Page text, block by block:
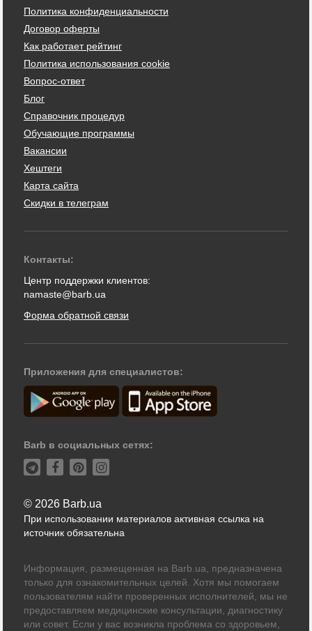
Политика конфиденциальности
Договор оферты
Как работает рейтинг
Политика использования cookie
Вопрос-ответ
Блог
Справочник процедур
Обучающие программы
Вакансии
Хештеги
Карта сайта
Скидки в телеграм
Контакты:
Центр поддержки клиентов:
namaste@barb.ua
Форма обратной связи
Приложения для специалистов:
Barb в социальных сетях:
© 2026 Barb.ua
При использовании материалов активная ссылка на
источник обязательна
Информация, размещенная на Barb.ua, предназначена
только для ознакомительных целей. Хотя мы помогаем
пользователям найти проверенных исполнителей, мы не
предоставляем медицинские консультации, диагностику
или совет. Если у вас возникла проблема со здоровьем,